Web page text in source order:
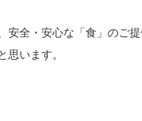
安全・安心な「食」のご
思います。